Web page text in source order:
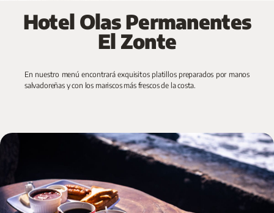
Hotel Olas Permanentes
El Zonte
En nuestro menú encontrará exquisitos platillos preparados por manos
salvadoreñas y con los mariscos más frescos de la costa.